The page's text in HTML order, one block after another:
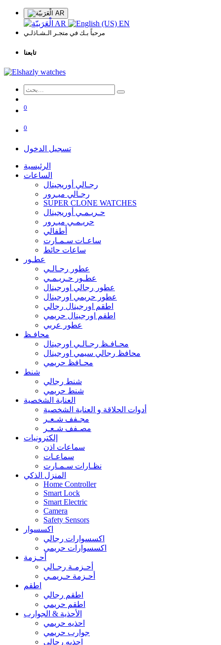
AR
AR EN
مرحباً بـك في متجـر الـشـاذلـي
تابعنا
0
0
تسجيل الدخول
الرئيسية
الساعات
رجـالي أوريجينال
رجـالي ميـرور
SUPER CLONE WATCHES
حـريـمـي أوريجينال
حريـمـي ميـرور
أطفالي
ساعـات سـمـارت
ساعات حائط
عطـور
عطور رجـالـي
عطـور حـريـمـي
عطور رجالي اورجينال
عطور حريمي اورجينال
اطقم اورجينال رجالي
اطقم اورجينال حريمي
عطور عربي
محافـظ
محـافـظ رجـالـي اورجينال
محافظ رجالي سيمي اورجينال
محـافظ حريمي
شنط
شنط رجالي
شنط حريمي
العناية الشخصية
أدوات الحلاقة و العناية الشخصية
مجـفف شـعـر
مصـفف شـعـر
إلكترونيات
سماعات اذن
سماعـات
نظـارات سـمـارت
المنزل الذكي
Home Controller
Smart Lock
Smart Electric
Camera
Safety Sensors
اكسسوار
اكسسوارات رجالي
اكسسوارات حريمي
أحـزمة
أحـزمـة رجـالي
أحـزمة حـريمـي
اطقم
اطقم رجالي
اطقم حريمي
الأحذية & الجوارب
احذيه حريمي
جوارب حريمي
احذيه رجالي